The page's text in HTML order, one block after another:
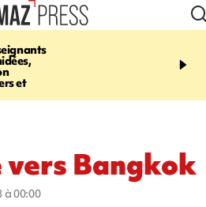
et
07:08
Orchidées pourrait
conséquences pour les
vers Bangkok
à 00:00